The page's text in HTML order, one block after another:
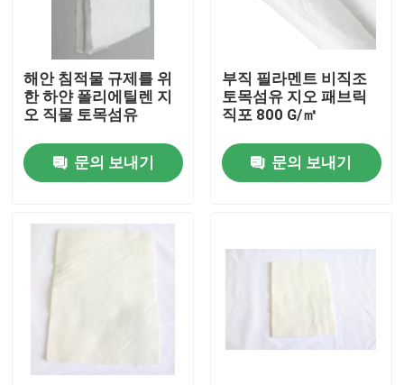
제품 소개
비디오
토지 합성적 직물
HDPE 지오셀
지오패브릭 모래 주머니
해안 침적물 규제를 위
한 하얀 폴리에틸렌 지
오 직물 토목섬유
문의 보내기
부직 필라멘트 비직조
토목섬유 지오 패브릭
직포 800 G/㎡
문의 보내기